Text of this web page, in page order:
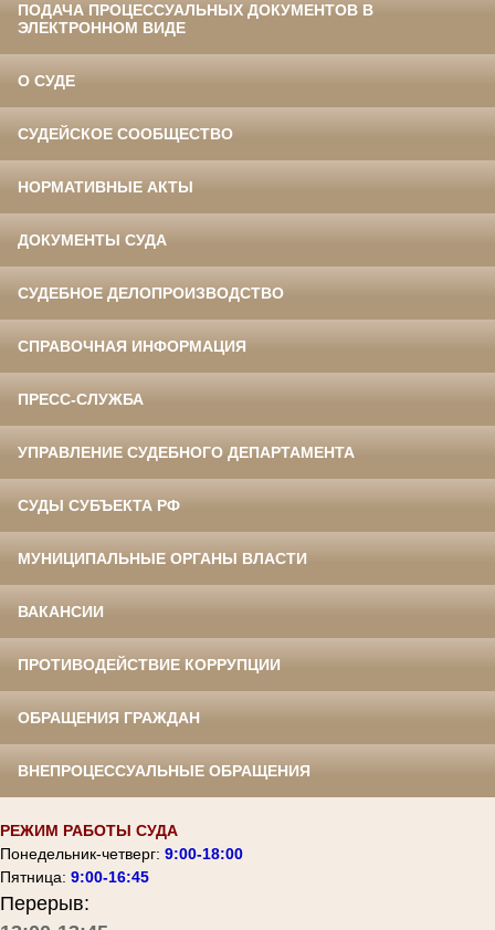
ПОДАЧА ПРОЦЕССУАЛЬНЫХ ДОКУМЕНТОВ В
ЭЛЕКТРОННОМ ВИДЕ
О СУДЕ
СУДЕЙСКОЕ СООБЩЕСТВО
НОРМАТИВНЫЕ АКТЫ
ДОКУМЕНТЫ СУДА
СУДЕБНОЕ ДЕЛОПРОИЗВОДСТВО
СПРАВОЧНАЯ ИНФОРМАЦИЯ
ПРЕСС-СЛУЖБА
УПРАВЛЕНИЕ СУДЕБНОГО ДЕПАРТАМЕНТА
СУДЫ СУБЪЕКТА РФ
МУНИЦИПАЛЬНЫЕ ОРГАНЫ ВЛАСТИ
ВАКАНСИИ
ПРОТИВОДЕЙСТВИЕ КОРРУПЦИИ
ОБРАЩЕНИЯ ГРАЖДАН
ВНЕПРОЦЕССУАЛЬНЫЕ ОБРАЩЕНИЯ
РЕЖИМ РАБОТЫ СУДА
Понедельник-четверг: 9:00-18:00
Пятница: 9:00-16:45
Перерыв: